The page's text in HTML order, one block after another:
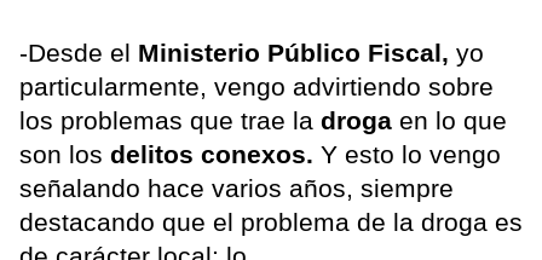
-Desde el Ministerio Público Fiscal, yo
particularmente, vengo advirtiendo sobre
los problemas que trae la droga en lo que
son los delitos conexos. Y esto lo vengo
señalando hace varios años, siempre
destacando que el problema de la droga es